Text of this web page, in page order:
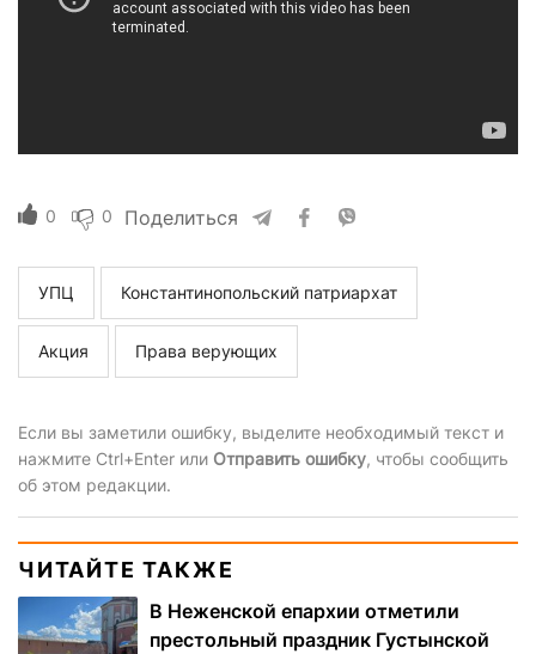
0 0 Поделиться
УПЦ Константинопольский патриархат
Акция Права верующих
Если вы заметили ошибку, выделите необходимый текст и
нажмите Ctrl+Enter или Отправить ошибку, чтобы сообщить
об этом редакции.
ЧИТАЙТЕ ТАКЖЕ
В Неженской епархии отметили
престольный праздник Густынской